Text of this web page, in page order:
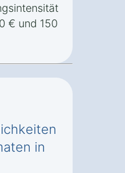
€ und 150
in